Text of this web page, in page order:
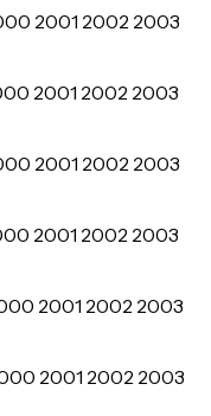
2001 2002 2003
2001 2002 2003
2001 2002 2003
2001 2002 2003
2001 2002 2003
2001 2002 2003